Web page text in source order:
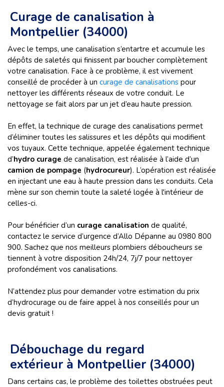
Curage de canalisation à
Montpellier (34000)
Avec le temps, une canalisation s’entartre et accumule les
dépôts de saletés qui finissent par boucher complètement
votre canalisation. Face à ce problème, il est vivement
conseillé de procéder à un curage de canalisations pour
nettoyer les différents réseaux de votre conduit. Le
nettoyage se fait alors par un jet d’eau haute pression.
En effet, la technique de curage des canalisations permet
d’éliminer toutes les salissures et les dépôts qui modifient
vos tuyaux. Cette technique, appelée également technique
d’hydro curage de canalisation, est réalisée à l’aide d’un
camion de pompage (hydrocureur). L’opération est réalisée
en injectant une eau à haute pression dans les conduits. Cela
mène sur son chemin toute la saleté logée à l'intérieur de
celles-ci.
Pour bénéficier d’un curage canalisation de qualité,
contactez le service d’urgence d’Allo Dépanne au 0980 800
900. Sachez que nos meilleurs plombiers déboucheurs se
tiennent à votre disposition 24h/24, 7j/7 pour nettoyer
profondément vos canalisations.
N’attendez plus pour demander votre estimation du prix
d’hydrocurage ou de faire appel à nos conseillés pour un
devis gratuit !
Débouchage du regard
extérieur à Montpellier (34000)
Dans certains cas, le problème des toilettes obstruées peut